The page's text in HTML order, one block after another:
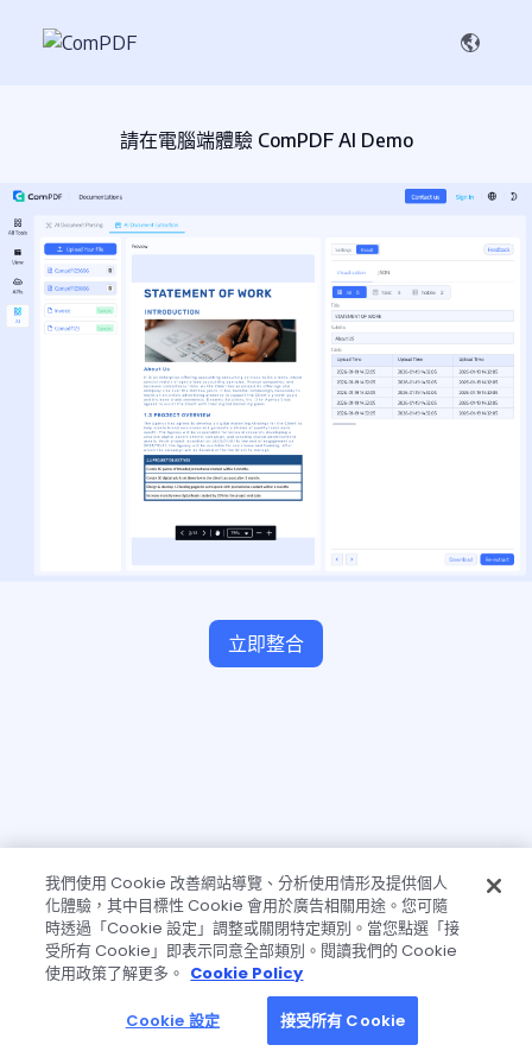
請在電腦端體驗 ComPDF AI Demo
立即整合
我們使用 Cookie 改善網站導覽、分析使用情形及提供個人
化體驗，其中目標性 Cookie 會用於廣告相關用途。您可隨
時透過「Cookie 設定」調整或關閉特定類別。當您點選「接
受所有 Cookie」即表示同意全部類別。閱讀我們的 Cookie
使用政策了解更多。 Cookie Policy
Cookie 設定 接受所有 Cookie